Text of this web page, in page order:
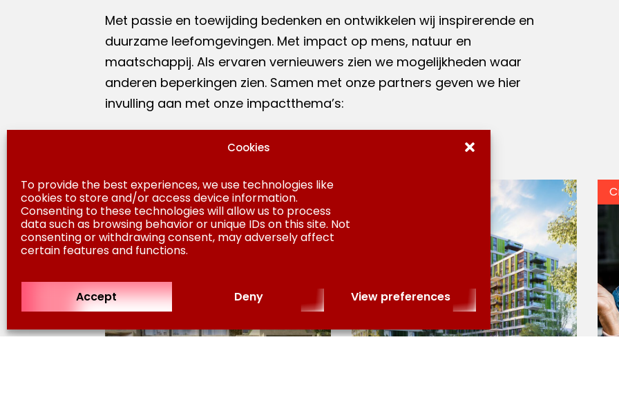
Cookies
To provide the best experiences, we use technologies like
cookies to store and/or access device information.
Consenting to these technologies will allow us to process
data such as browsing behavior or unique IDs on this site. Not
consenting or withdrawing consent, may adversely affect
certain features and functions.
Accept Deny View preferences
Met passie en toewijding bedenken en ontwikkelen wij inspirerende en
duurzame leefomgevingen. Met impact op mens, natuur en
maatschappij. Als ervaren vernieuwers zien we mogelijkheden waar
anderen beperkingen zien. Samen met onze partners geven we hier
invulling aan met onze impactthema’s:
Move to climate positivity